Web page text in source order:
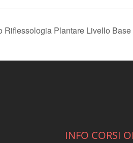
Riflessologia Plantare Livello
INFO CORSI